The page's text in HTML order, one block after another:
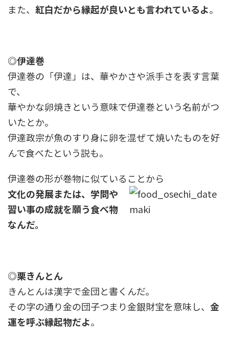
また、 紅白だから縁起が良いとも言われているよ。
◎伊達巻
伊達巻の「伊達」は、華やかさや派手さを表す言葉
で、
華やかな卵焼きという意味で伊達巻という名前がつ
いたとか。
伊達政宗が魚のすり身に卵を混ぜて焼いたものを好
んで食べたという説も。
伊達巻の形が巻物に似ていることから
文化の発展または、学問や
習い事の成就を願う食べ物
なんだ。
◎栗きんとん
きんとんは漢字で金団と書くんだ。
その字の通り金の団子つまり金銀財宝を意味し、 金
運を呼ぶ縁起物だよ。